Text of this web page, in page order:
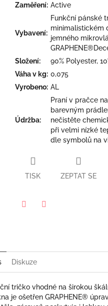
Zaměření: Active
Vybavení:
Funkční pánské
minimalistickém
jemného
Složení:
90% Polyester,
Váha v kg: 0,075
Vyrobeno: AL
Údržba:
Praní v pračce
barevným
nečistěte
při velmi nízké
dle symbolů na
TISK ZEPTAT SE
Diskuze
tričko vhodné na širokou
je ošetřen GRAPHENE®